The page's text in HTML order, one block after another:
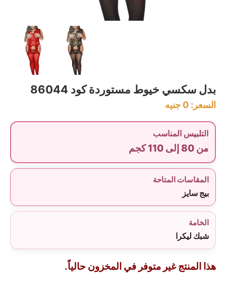
بدل سكسي خيوط مستوردة كود 86044
السعر: 0 جنيه
التلبيس المناسب
من 80 إلى 110 كجم
المقاسات المتاحة
بيج سايز
الخامة
شبك ليكرا
هذا المنتج غير متوفر في المخزون حالياً.